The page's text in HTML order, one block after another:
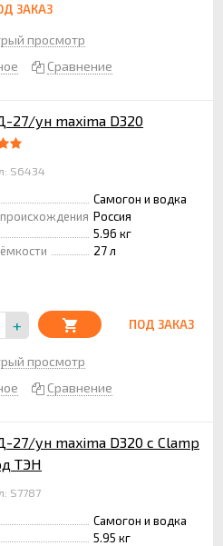
ЗАКАЗ
просмотр
Сравнение
27/ун maxima D320
S6434
Самогон и водка
Россия
5.96 кг
27 л
+ ПОД ЗАКАЗ
просмотр
Сравнение
27/ун maxima D320 с Clamp
ТЭН
S7787
Самогон и водка
5.95 кг